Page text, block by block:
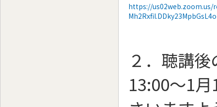
https://us02web.zoom.us/
２．聴講
13:00～1